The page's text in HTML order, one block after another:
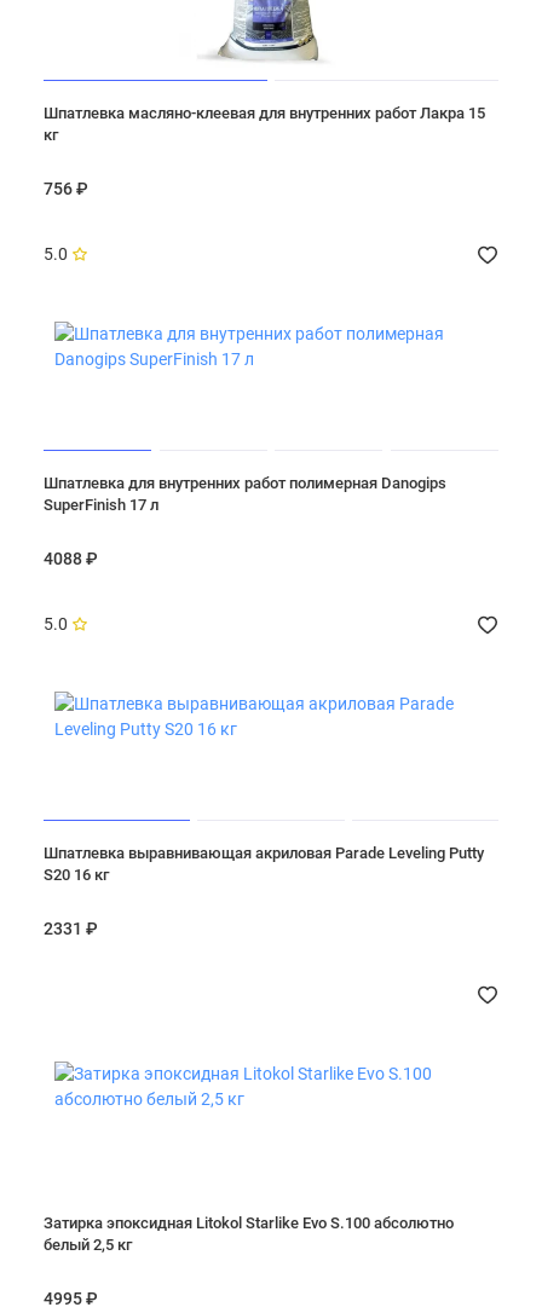
Шпатлевка масляно-клеевая для внутренних работ Лакра 15
кг
756 ₽
5.0
Шпатлевка для внутренних работ полимерная Danogips
SuperFinish 17 л
4088 ₽
5.0
Шпатлевка выравнивающая акриловая Parade Leveling Putty
S20 16 кг
2331 ₽
Затирка эпоксидная Litokol Starlike Evo S.100 абсолютно
белый 2,5 кг
4995 ₽